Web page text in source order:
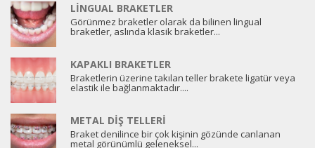
LINGUAL BRAKETLER
Görünmez braketler olarak da bilinen lingual
braketler, aslında klasik braketler...
KAPAKLI BRAKETLER
Braketlerin üzerine takılan teller brakete ligatür veya
elastik ile bağlanmaktadır....
METAL DIŞ TELLERI
Braket denilince bir çok kişinin gözünde canlanan
metal görünümlü geleneksel...